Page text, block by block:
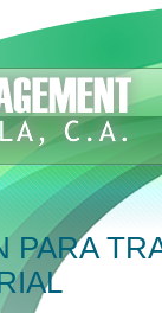
PARA